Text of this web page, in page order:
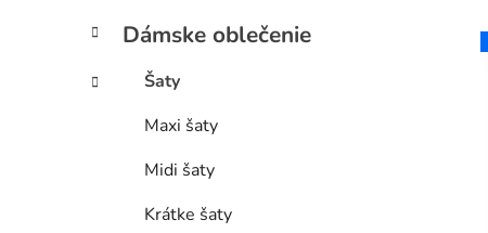
B
č
Preskočiť
kategórie
K
a
e
Dámske oblečenie
Šaty
Maxi šaty
Midi šaty
Krátke šaty